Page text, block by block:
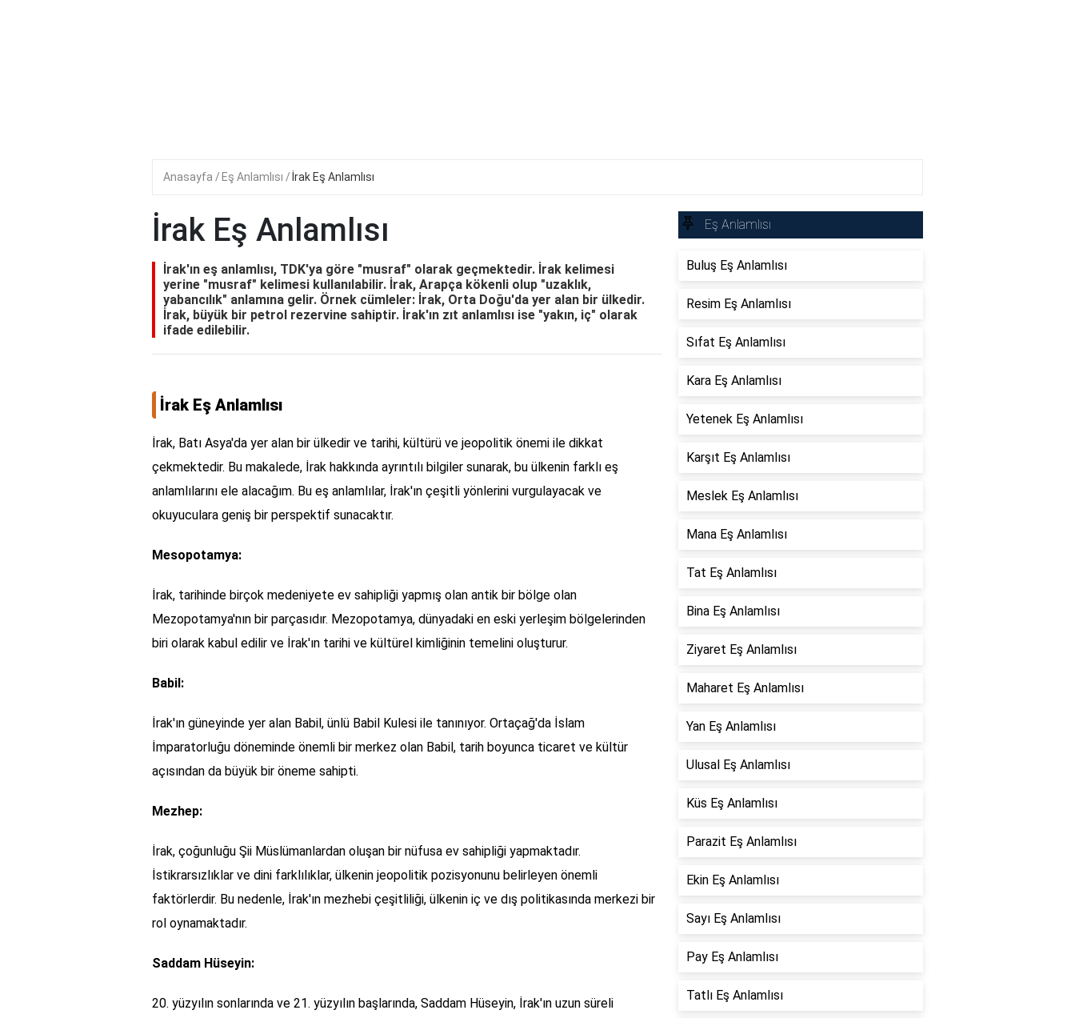
Anasayfa Eş Anlamlısı İrak Eş Anlamlısı
İrak Eş Anlamlısı
İrak'ın eş anlamlısı, TDK'ya göre "musraf" olarak geçmektedir. İrak kelimesi
yerine "musraf" kelimesi kullanılabilir. İrak, Arapça kökenli olup "uzaklık,
yabancılık" anlamına gelir. Örnek cümleler: İrak, Orta Doğu'da yer alan bir ülkedir.
İrak, büyük bir petrol rezervine sahiptir. İrak'ın zıt anlamlısı ise "yakın, iç" olarak
ifade edilebilir.
İrak Eş Anlamlısı
İrak, Batı Asya'da yer alan bir ülkedir ve tarihi, kültürü ve jeopolitik önemi ile dikkat
çekmektedir. Bu makalede, İrak hakkında ayrıntılı bilgiler sunarak, bu ülkenin farklı eş
anlamlılarını ele alacağım. Bu eş anlamlılar, İrak'ın çeşitli yönlerini vurgulayacak ve
okuyuculara geniş bir perspektif sunacaktır.
Mesopotamya:
İrak, tarihinde birçok medeniyete ev sahipliği yapmış olan antik bir bölge olan
Mezopotamya'nın bir parçasıdır. Mezopotamya, dünyadaki en eski yerleşim bölgelerinden
biri olarak kabul edilir ve İrak'ın tarihi ve kültürel kimliğinin temelini oluşturur.
Babil:
İrak'ın güneyinde yer alan Babil, ünlü Babil Kulesi ile tanınıyor. Ortaçağ'da İslam
İmparatorluğu döneminde önemli bir merkez olan Babil, tarih boyunca ticaret ve kültür
açısından da büyük bir öneme sahipti.
Mezhep:
İrak, çoğunluğu Şii Müslümanlardan oluşan bir nüfusa ev sahipliği yapmaktadır.
İstikrarsızlıklar ve dini farklılıklar, ülkenin jeopolitik pozisyonunu belirleyen önemli
faktörlerdir. Bu nedenle, İrak'ın mezhebi çeşitliliği, ülkenin iç ve dış politikasında merkezi bir
rol oynamaktadır.
Saddam Hüseyin:
20. yüzyılın sonlarında ve 21. yüzyılın başlarında, Saddam Hüseyin, İrak'ın uzun süreli
Eş Anlamlısı
Buluş Eş Anlamlısı
Resim Eş Anlamlısı
Sıfat Eş Anlamlısı
Kara Eş Anlamlısı
Yetenek Eş Anlamlısı
Karşıt Eş Anlamlısı
Meslek Eş Anlamlısı
Mana Eş Anlamlısı
Tat Eş Anlamlısı
Bina Eş Anlamlısı
Ziyaret Eş Anlamlısı
Maharet Eş Anlamlısı
Yan Eş Anlamlısı
Ulusal Eş Anlamlısı
Küs Eş Anlamlısı
Parazit Eş Anlamlısı
Ekin Eş Anlamlısı
Sayı Eş Anlamlısı
Pay Eş Anlamlısı
Tatlı Eş Anlamlısı